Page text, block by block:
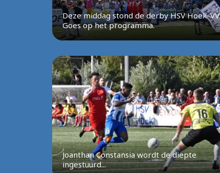
Deze middag stond de derby HSV Hoek-VV
Goes op het programma.
Joanthan Constansia wordt de diepte
ingestuurd...